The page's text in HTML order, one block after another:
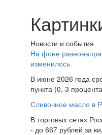
Новости и события
На фоне
изменилось
В июне 2026 года
пункта (0, 3
Сливочное масло в
В торговых сетях
- до 667 рублей за